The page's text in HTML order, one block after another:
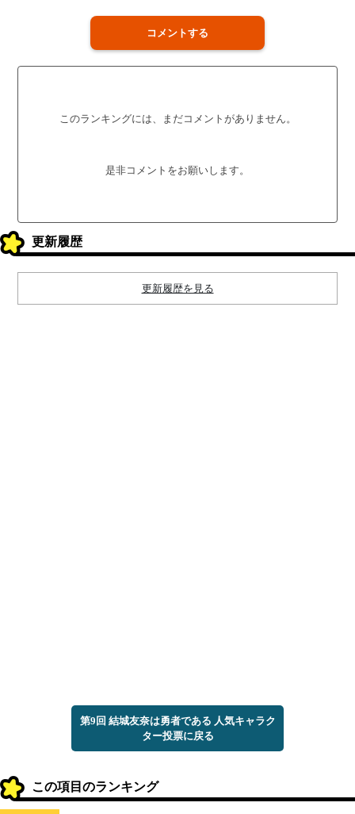
コメントする
このランキングには、まだコメントがありません。
是非コメントをお願いします。
更新履歴
更新履歴を見る
第9回 結城友奈は勇者である 人気キャラク
ター投票に戻る
この項目のランキング